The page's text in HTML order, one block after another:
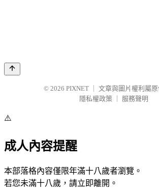
© 2026 PIXNET
文章與圖片權利屬
隱私權政策
服務聲明
⚠️
成人內容提醒
本部落格內容僅限年滿十八歲者瀏覽。
若您未滿十八歲，請立即離開。